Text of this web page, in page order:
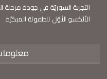
التجربة السوريّة في جودة
الألكسو الأوّل للطفولة المبكرّة